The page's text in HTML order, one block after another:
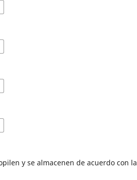
y se almacenen de acuerdo con la